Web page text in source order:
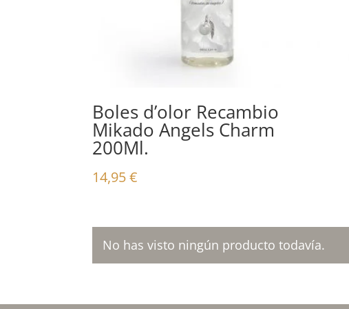
Boles d’olor Recambio
Mikado Angels Charm
200Ml.
14,95€
No has visto ningún producto todavía.